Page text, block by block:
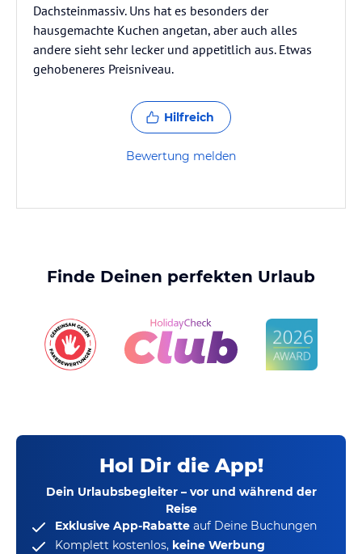
Dachsteinmassiv. Uns hat es besonders der
hausgemachte Kuchen angetan, aber auch alles
andere sieht sehr lecker und appetitlich aus. Etwas
gehobeneres Preisniveau.
Hilfreich
Bewertung melden
Finde Deinen perfekten Urlaub
Hol Dir die App!
Dein Urlaubsbegleiter – vor und während der
Reise
Exklusive App-Rabatte auf Deine Buchungen
Komplett kostenlos, keine Werbung